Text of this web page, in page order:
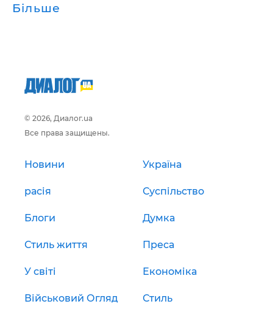
Більше
© 2026, Диалог.ua
Все права защищены.
Новини Україна
расія Суспільство
Блоги Думка
Стиль життя Преса
У світі Економіка
Військовий Огляд Стиль